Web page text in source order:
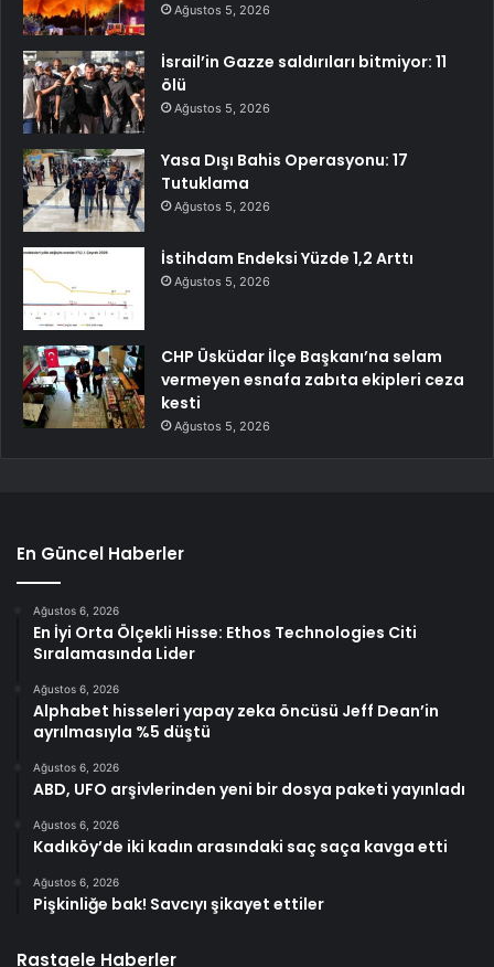
Ağustos 5, 2026
İsrail’in Gazze saldırıları bitmiyor: 11
ölü
Ağustos 5, 2026
Yasa Dışı Bahis Operasyonu: 17
Tutuklama
Ağustos 5, 2026
İstihdam Endeksi Yüzde 1,2 Arttı
Ağustos 5, 2026
CHP Üsküdar İlçe Başkanı’na selam
vermeyen esnafa zabıta ekipleri ceza
kesti
Ağustos 5, 2026
En Güncel Haberler
Ağustos 6, 2026
En İyi Orta Ölçekli Hisse: Ethos Technologies Citi
Sıralamasında Lider
Ağustos 6, 2026
Alphabet hisseleri yapay zeka öncüsü Jeff Dean’in
ayrılmasıyla %5 düştü
Ağustos 6, 2026
ABD, UFO arşivlerinden yeni bir dosya paketi yayınladı
Ağustos 6, 2026
Kadıköy’de iki kadın arasındaki saç saça kavga etti
Ağustos 6, 2026
Pişkinliğe bak! Savcıyı şikayet ettiler
Rastgele Haberler